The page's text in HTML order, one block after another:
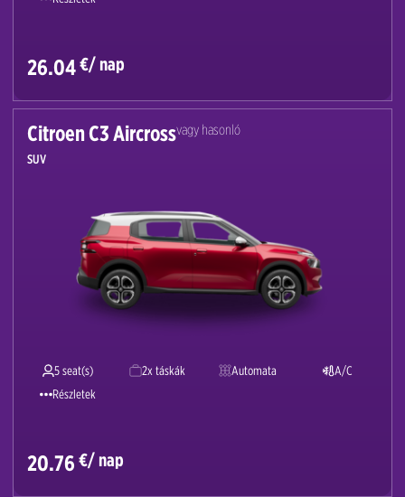
26.04€/ nap
Citroen C3 Aircrossvagy hasonló
SUV
5 seat(s) 2x táskák Automata
A/C
Részletek
20.76 €/ nap